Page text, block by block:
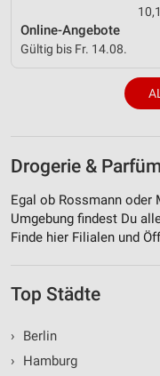
Online-Angebote
Gültig bis Fr. 14.08.
Drogerie &
Egal ob Rossmann oder
Umgebung findest Du
Finde hier Filialen und
Top Städte
›
Berlin
›
Hamburg